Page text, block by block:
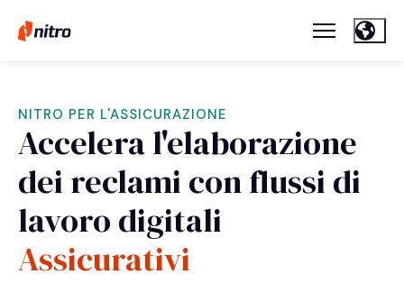
NITRO PER L'ASSICURAZIONE
Accelera l'elaborazione
dei reclami con flussi di
lavoro digitali
Assicurativi